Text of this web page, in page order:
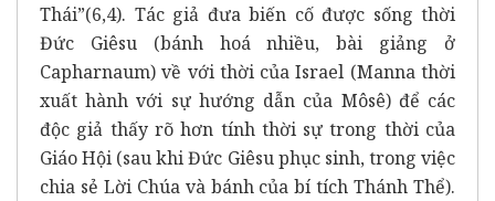
Thái”(6,4). Tác giả đưa biến cố được sống thời
Đức Giêsu (bánh hoá nhiều, bài giảng ở
Capharnaum) về với thời của Israel (Manna thời
xuất hành với sự hướng dẫn của Môsê) để các
độc giả thấy rõ hơn tính thời sự trong thời của
Giáo Hội (sau khi Đức Giêsu phục sinh, trong việc
chia sẻ Lời Chúa và bánh của bí tích Thánh Thể).